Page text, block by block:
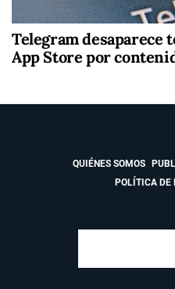
Telegram desaparece
App Store por
QUIÉNES SOMOS
POLÍTICA DE